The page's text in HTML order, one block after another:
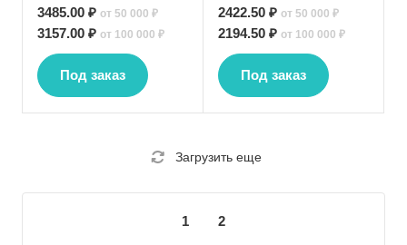
3485.00 ₽ от 50 000 ₽
3157.00 ₽ от 100 000 ₽
Под заказ
2422.50 ₽ от 50 000 ₽
2194.50 ₽ от 100 000 ₽
Под заказ
Загрузить еще
1 2